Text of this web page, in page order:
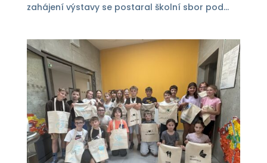
zahájení výstavy se postaral školní sbor pod...